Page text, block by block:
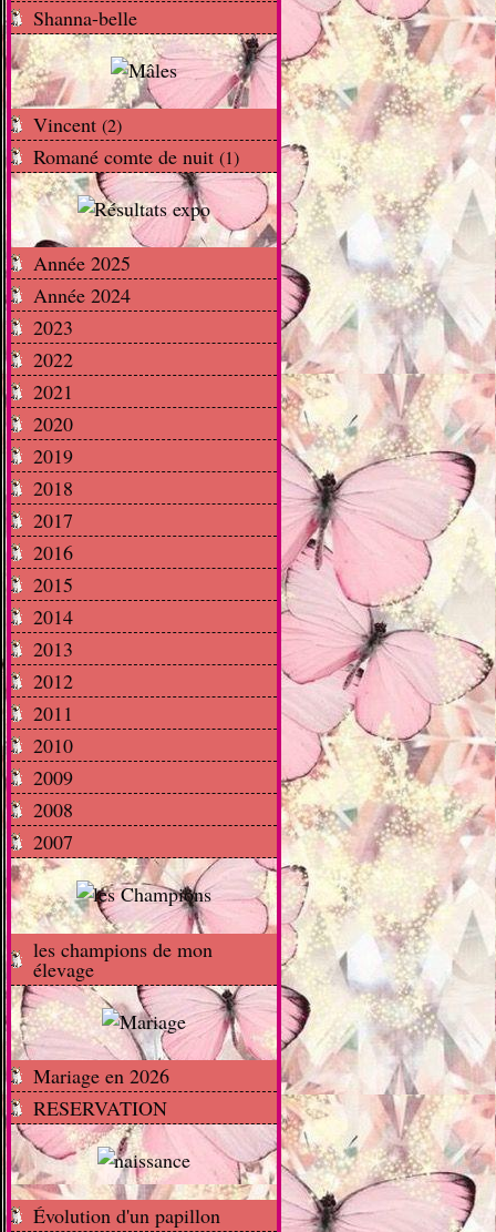
Shanna-belle
Vincent (2)
Romané comte de nuit (1)
Année 2025
Année 2024
2023
2022
2021
2020
2019
2018
2017
2016
2015
2014
2013
2012
2011
2010
2009
2008
2007
les champions de mon
élevage
Mariage en 2026
RESERVATION
Évolution d'un papillon